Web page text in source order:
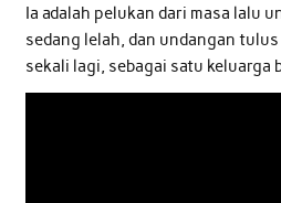
Ia adalah pelukan dari masa lalu
sedang lelah, dan undangan
sekali lagi, sebagai satu keluarga